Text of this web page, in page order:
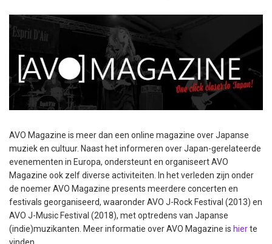
AVO Magazine is meer dan een online magazine over Japanse
muziek en cultuur. Naast het informeren over Japan-gerelateerde
evenementen in Europa, ondersteunt en organiseert AVO
Magazine ook zelf diverse activiteiten. In het verleden zijn onder
de noemer AVO Magazine presents meerdere concerten en
festivals georganiseerd, waaronder AVO J-Rock Festival (2013) en
AVO J-Music Festival (2018), met optredens van Japanse
(indie)muzikanten. Meer informatie over AVO Magazine is hierte
vinden.